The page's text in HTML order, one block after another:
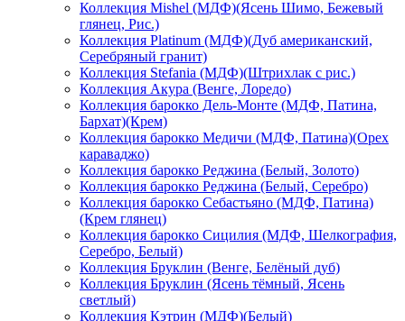
Коллекция Mishel (МДФ)(Ясень Шимо, Бежевый
глянец, Рис.)
Коллекция Platinum (МДФ)(Дуб американский,
Серебряный гранит)
Коллекция Stefania (МДФ)(Штрихлак с рис.)
Коллекция Акура (Венге, Лоредо)
Коллекция барокко Дель-Монте (МДФ, Патина,
Бархат)(Крем)
Коллекция барокко Медичи (МДФ, Патина)(Орех
караваджо)
Коллекция барокко Реджина (Белый, Золото)
Коллекция барокко Реджина (Белый, Серебро)
Коллекция барокко Себастьяно (МДФ, Патина)
(Крем глянец)
Коллекция барокко Сицилия (МДФ, Шелкография,
Серебро, Белый)
Коллекция Бруклин (Венге, Белёный дуб)
Коллекция Бруклин (Ясень тёмный, Ясень
светлый)
Коллекция Кэтрин (МДФ)(Белый)